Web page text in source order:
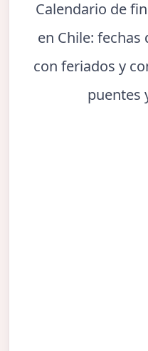
Calendario de
en Chile: fechas
con feriados y
puentes